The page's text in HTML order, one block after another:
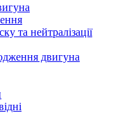
та нейтралізації
двигуна